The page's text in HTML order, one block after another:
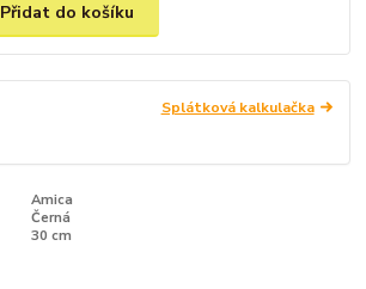
Přidat do košíku
Splátková kalkulačka
Amica
Černá
30 cm